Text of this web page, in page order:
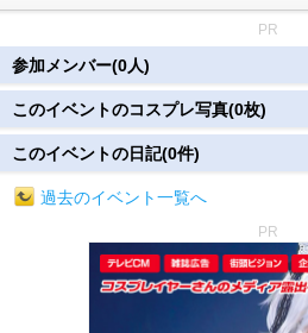
PR
参加メンバー(0人)
このイベントのコスプレ写真(0枚)
このイベントの日記(0件)
過去のイベント一覧へ
PR